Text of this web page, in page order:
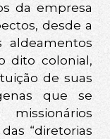
da empresa
desde a
aldeamentos
dito colonial,
de suas
que se
“diretorias